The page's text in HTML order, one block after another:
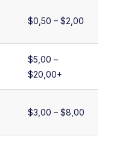
$0,50 – $2,00
$5,00 –
$20,00+
$3,00 – $8,00